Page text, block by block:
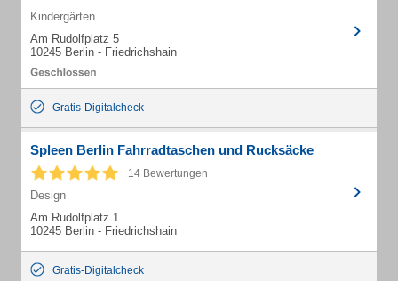
Kindergärten
Am Rudolfplatz 5
10245 Berlin - Friedrichshain
Gratis-Digitalcheck
Spleen Berlin Fahrradtaschen und Rucksäcke
14 Bewertungen
Design
Am Rudolfplatz 1
10245 Berlin - Friedrichshain
Gratis-Digitalcheck